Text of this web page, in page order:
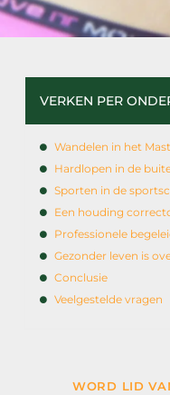
VERKEN PER
Wandelen in het
Hardlopen in de
Sporten in de
Een houding
Professionele
Gezonder leven is
Conclusie
Veelgestelde vragen
WORD LID